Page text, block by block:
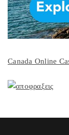
Canada Online